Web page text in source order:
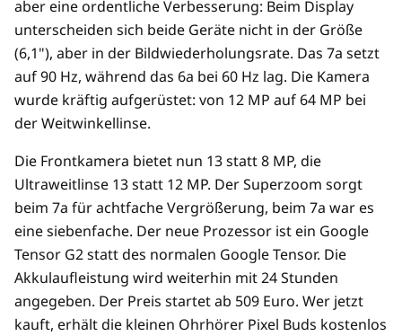
aber eine ordentliche Verbesserung: Beim Display
unterscheiden sich beide Geräte nicht in der Größe
(6,1"), aber in der Bildwiederholungsrate. Das 7a setzt
auf 90 Hz, während das 6a bei 60 Hz lag. Die Kamera
wurde kräftig aufgerüstet: von 12 MP auf 64 MP bei
der Weitwinkellinse.
Die Frontkamera bietet nun 13 statt 8 MP, die
Ultraweitlinse 13 statt 12 MP. Der Superzoom sorgt
beim 7a für achtfache Vergrößerung, beim 7a war es
eine siebenfache. Der neue Prozessor ist ein Google
Tensor G2 statt des normalen Google Tensor. Die
Akkulaufleistung wird weiterhin mit 24 Stunden
angegeben. Der Preis startet ab 509 Euro. Wer jetzt
kauft, erhält die kleinen Ohrhörer Pixel Buds kostenlos